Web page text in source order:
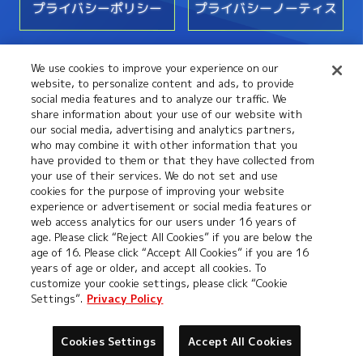
プライバシーポリシー プライバシーノーティス
お問い合わせ
©本郷あきよし・フジテレビ・東映アニメーション
We use cookies to improve your experience on our
website, to personalize content and ads, to provide
social media features and to analyze our traffic. We
share information about your use of our website with
our social media, advertising and analytics partners,
who may combine it with other information that you
have provided to them or that they have collected from
your use of their services. We do not set and use
cookies for the purpose of improving your website
experience or advertisement or social media features or
web access analytics for our users under 16 years of
age. Please click “Reject All Cookies” if you are below the
age of 16. Please click “Accept All Cookies” if you are 16
years of age or older, and accept all cookies. To
customize your cookie settings, please click “Cookie
Settings”. Privacy Policy
Cookies Settings Accept All Cookies